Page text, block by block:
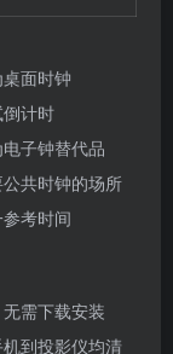
面时钟
倒计时
子钟替代品
共时钟的场所
考时间
需下载安装
到投影仪均清